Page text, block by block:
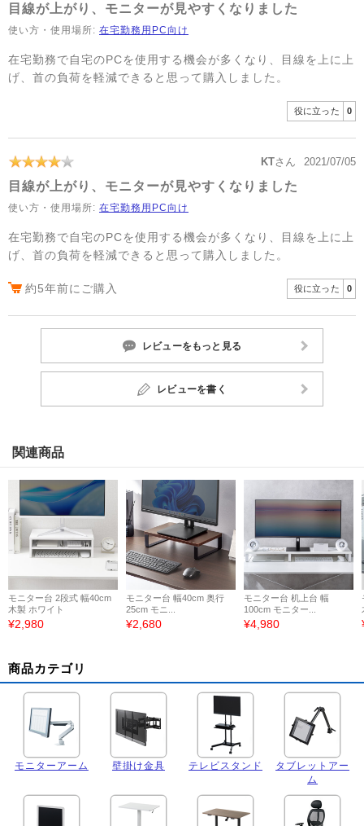
目線が上がり、モニターが見やすくなりました
使い方・使用場所: 在宅勤務用PC向け
在宅勤務で自宅のPCを使用する機会が多くなり、目線を上に上
げ、首の負荷を軽減できると思って購入しました。
役に立った 0
KTさん 2021/07/05
目線が上がり、モニターが見やすくなりました
使い方・使用場所: 在宅勤務用PC向け
在宅勤務で自宅のPCを使用する機会が多くなり、目線を上に上
げ、首の負荷を軽減できると思って購入しました。
約5年前にご購入 役に立った 0
レビューをもっと見る
レビューを書く
関連商品
モニター台 2段式 幅40cm
木製 ホワイト
¥2,980
モニター台 幅40cm 奥行
25cm モニ...
¥2,680
モニター台 机上台 幅
100cm モニター...
¥4,980
商品カテゴリ
モニターアーム 壁掛け金具 テレビスタンド
タブレットアー
ム